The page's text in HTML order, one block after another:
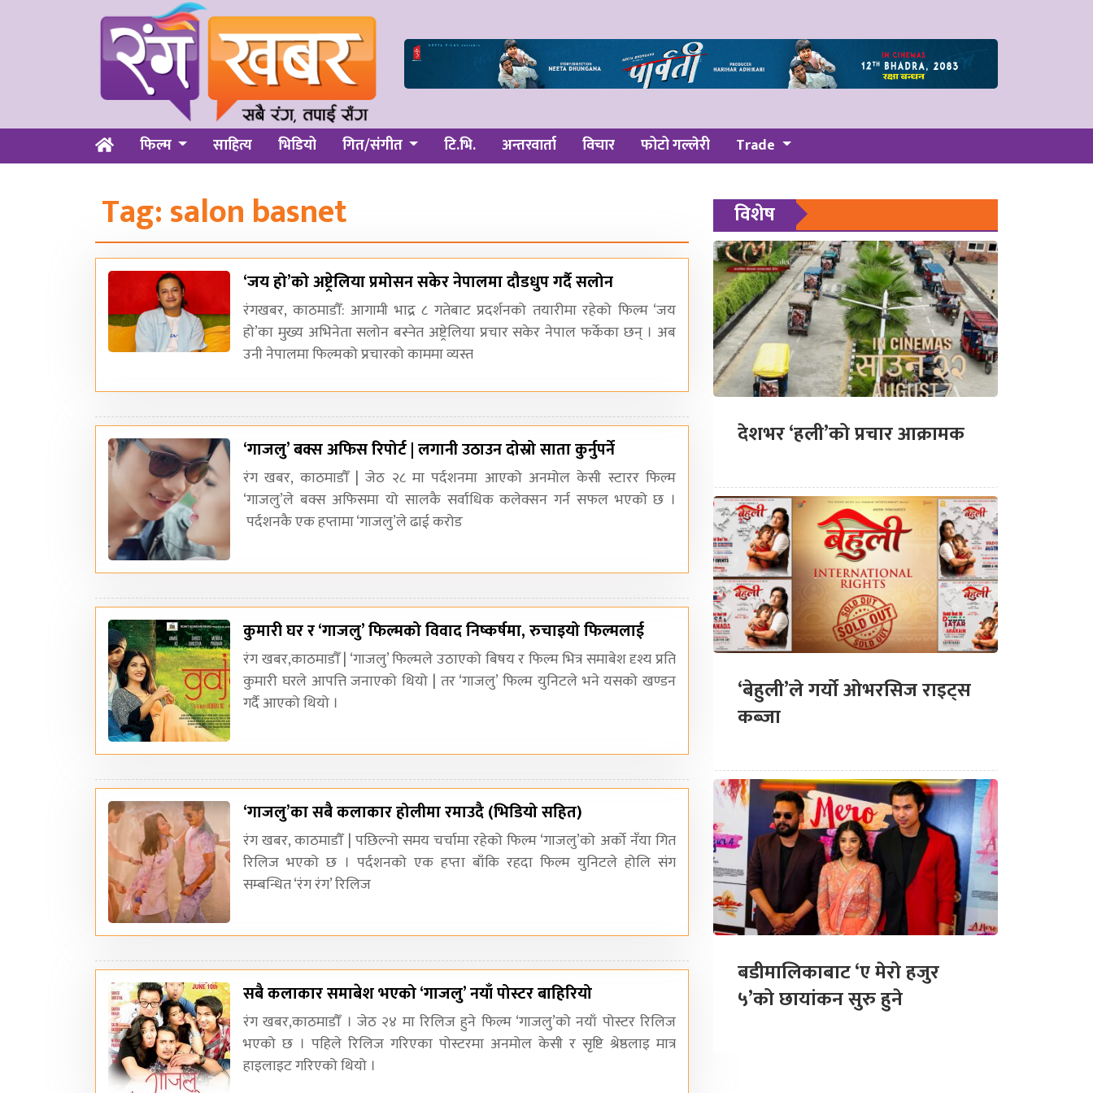
फिल्म साहित्य भिडियो गित/संगीत टि.भि. अन्तरवार्ता विचार फोटो गल्लेरी Trade
Tag:salon basnet
‘जय हो’को अष्ट्रेलिया प्रमोसन सकेर नेपालमा दौडधुप गर्दै सलोन
रंगखबर, काठमाडौँ: आगामी भाद्र ८ गतेबाट प्रदर्शनको तयारीमा रहेको फिल्म ‘जय
हो’का मुख्य अभिनेता सलोन बस्नेत अष्ट्रेलिया प्रचार सकेर नेपाल फर्केका छन् । अब
उनी नेपालमा फिल्मको प्रचारको काममा व्यस्त
‘गाजलु’ बक्स अफिस रिपोर्ट | लगानी उठाउन दोस्रो साता कुर्नुपर्ने
रंग खबर, काठमाडौँ | जेठ २८ मा पर्दशनमा आएको अनमोल केसी स्टारर फिल्म
‘गाजलु’ले बक्स अफिसमा यो सालकै सर्वाधिक कलेक्सन गर्न सफल भएको छ ।
पर्दशनकै एक हप्तामा ‘गाजलु’ले ढाई करोड
कुमारी घर र ‘गाजलु’ फिल्मको विवाद निष्कर्षमा, रुचाइयो फिल्मलाई
रंग खबर,काठमाडौँ | ‘गाजलु’ फिल्मले उठाएको बिषय र फिल्म भित्र समाबेश दृश्य प्रति
कुमारी घरले आपत्ति जनाएको थियो | तर ‘गाजलु’ फिल्म युनिटले भने यसको खण्डन
गर्दै आएको थियो ।
‘गाजलु’का सबै कलाकार होलीमा रमाउदै (भिडियो सहित)
रंग खबर, काठमाडौँ | पछिल्नो समय चर्चामा रहेको फिल्म ‘गाजलु’को अर्को नँया गित
रिलिज भएको छ । पर्दशनको एक हप्ता बाँकि रहदा फिल्म युनिटले होलि संग
सम्बन्धित ‘रंग रंग’ रिलिज
सबै कलाकार समाबेश भएको ‘गाजलु’ नयाँ पोस्टर बाहिरियो
रंग खबर,काठमाडौँ । जेठ २४ मा रिलिज हुने फिल्म ‘गाजलु’को नयाँ पोस्टर रिलिज
भएको छ । पहिले रिलिज गरिएका पोस्टरमा अनमोल केसी र सृष्टि श्रेष्ठलाइ मात्र
हाइलाइट गरिएको थियो ।
विशेष
देशभर ‘हली’को प्रचार आक्रामक
‘बेहुली’ले गर्यो ओभरसिज राइट्स
कब्जा
बडीमालिकाबाट ‘ए मेरो हजुर
५’को छायांकन सुरु हुने